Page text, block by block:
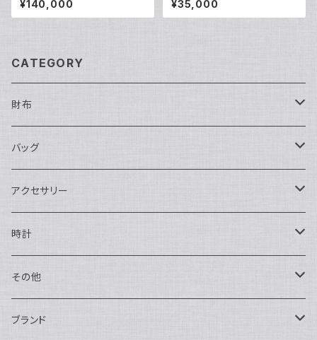
レット 18金 ピンクゴールド Y0
5086
¥140,000 ¥35,000
CATEGORY
財布
長財布
二つ折り
バッグ
ショルダーバッグ・ボディバッグ
ハンドバッグ・ポーチ
トートバッグ
バックパック・リュックサック
アクセサリー
ネックレス
指輪
ピアス・イヤリング
時計
アナログ・機械式
アナログ・クォーツ
その他
ペン・万年筆
ブランド